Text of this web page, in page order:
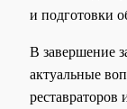
и подготовки
В завершение
актуальные
реставраторов